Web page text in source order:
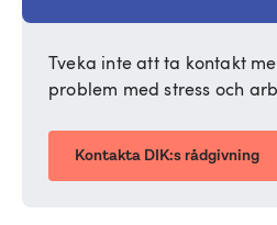
Tveka inte att ta kontakt
problem med stress och
Kontakta DIK:s rådgivning